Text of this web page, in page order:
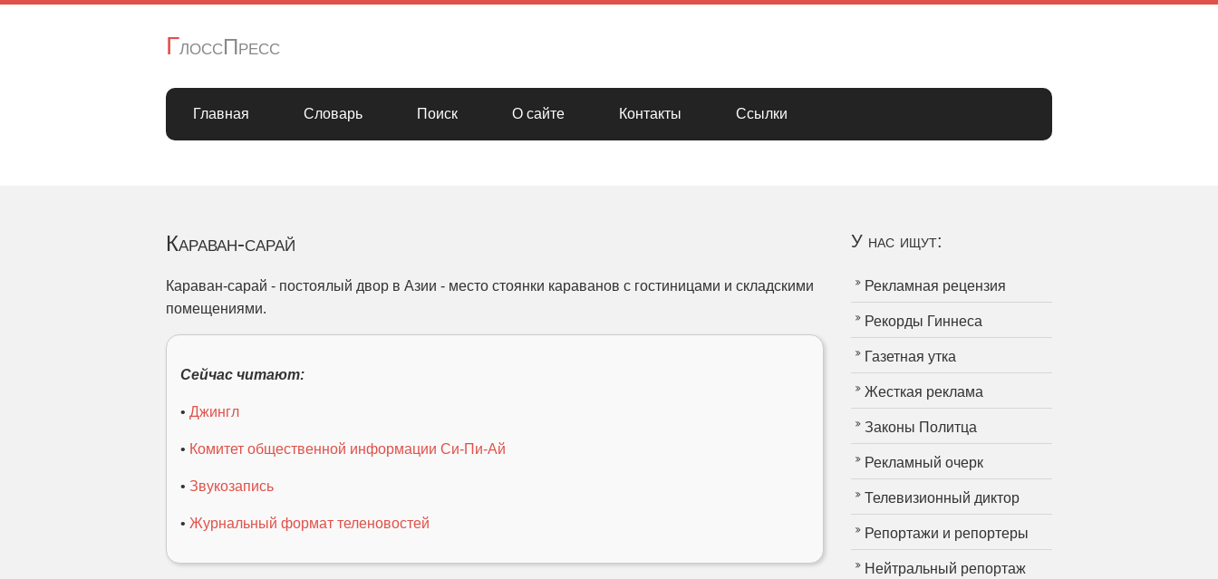
ГлоссПресс
Главная Словарь Поиск О сайте Контакты Ссылки
Караван-сарай
Караван-сарай - постоялый двор в Азии - место стоянки караванов с гостиницами и складскими
помещениями.
Сейчас читают:
• Джингл
• Комитет общественной информации Си-Пи-Ай
• Звукозапись
• Журнальный формат теленовостей
У нас ищут:
Рекламная рецензия
Рекорды Гиннеса
Газетная утка
Жесткая реклама
Законы Политца
Рекламный очерк
Телевизионный диктор
Репортажи и репортеры
Нейтральный репортаж